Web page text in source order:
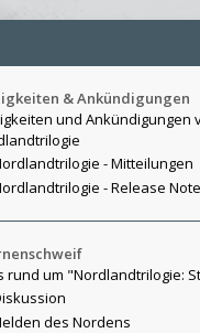
& Ankündigungen
und Ankündigungen
- Mitteilungen
- Release
rund um "Nordlandtrilogie:
des Nordens